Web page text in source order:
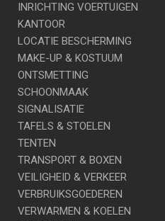
INRICHTING VOERTUIGEN
KANTOOR
LOCATIE BESCHERMING
MAKE-UP & KOSTUUM
ONTSMETTING
SCHOONMAAK
SIGNALISATIE
TAFELS & STOELEN
TENTEN
TRANSPORT & BOXEN
VEILIGHEID & VERKEER
VERBRUIKSGOEDEREN
VERWARMEN & KOELEN